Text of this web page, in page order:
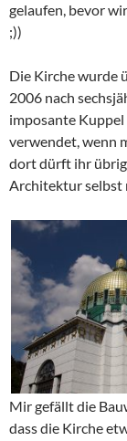
gelaufen, bevor
;))
Die Kirche wurde
2006 nach
imposante
verwendet, wenn
dort dürft ihr
Architektur selbst
Mir gefällt die
dass die Kirche